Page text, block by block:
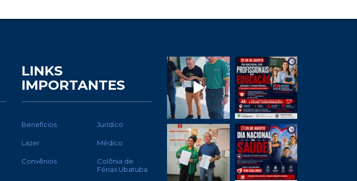
LINKS
IMPORTANTES
Benefícios Jurídico
Lazer Médico
Convênios
Colônia de
Férias Ubatuba